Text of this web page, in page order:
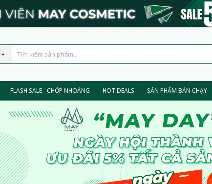
FLASH SALE - CHỚP NHOÁNG HOT DEALS SẢN PHẨM BÁN CHẠY